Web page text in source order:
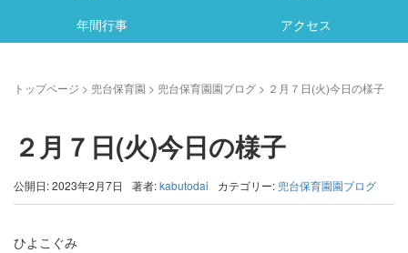
年間行事
アクセス
トップページ > 兜台保育園 > 兜台保育園園ブログ > ２月７日(火)今日の様子
２月７日(火)今日の様子
公開日: 2023年2月7日 著者:kabutodai カテゴリー: 兜台保育園園ブログ
ひよこぐみ